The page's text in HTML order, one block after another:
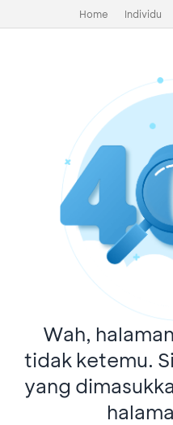
Home Individu
Wah,
tidak ketemu.
yang